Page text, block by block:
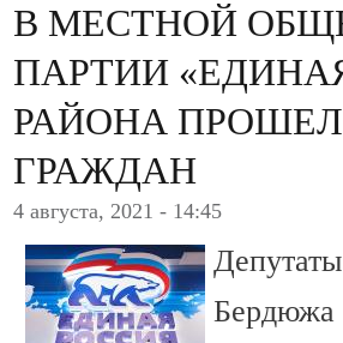
В МЕСТНОЙ
ПАРТИИ
РАЙОНА
ГРАЖДАН
4 августа, 2021 - 14:45